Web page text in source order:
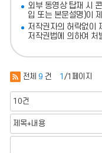
외부 동영상 탑재 시
입 또는 본문설명)이
저작권자의 허락없이
저작권법에 의하여 처
전체 9 건 1 /1페이지